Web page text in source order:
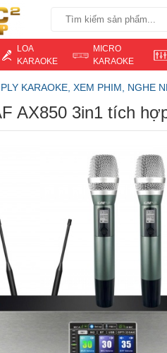
LOA
KARAOKE
MICRO
KARAOKE
KARAOKE, XEM PHIM, NGHE
AX850 3in1 tích